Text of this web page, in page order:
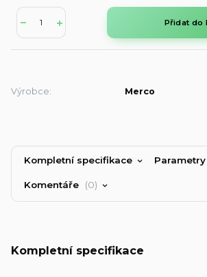
Přidat do
Výrobce: Merco
Kompletní specifikace Parametry
Komentáře 0
Kompletní specifikace